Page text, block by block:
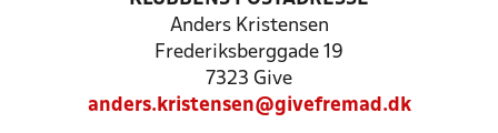
Anders Kristensen
Frederiksberggade 19
7323 Give
anders.kristensen@givefremad.dk